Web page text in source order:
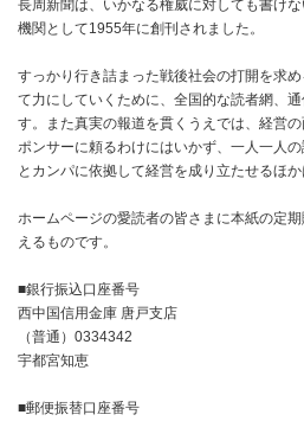
長周新聞は、いかなる権威に対しても書け
機関として1955年に創刊されました。
すっかり行き詰まった戦後社会の打開を求
て力にしていくために、全国的な読者網、
す。また真実の報道を貫くうえでは、経営
ポンサーに頼るわけにはいかず、一人一人
とカンパに依拠して経営を成り立たせるほか
ホームページの愛読者の皆さまに本紙の定
えるものです。
■銀行振込口座番号
西中国信用金庫 唐戸支店
（普通）0334342
宇都宮知恵
■郵便振替口座番号